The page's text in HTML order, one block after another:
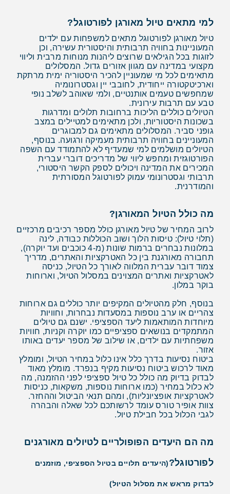
למי מתאים טיול מאורגן לפורטוגל?
טיול מאורגן לפורטוגל מתאים למשפחות עם ילדים
המעוניינות בחוויה תרבותית והיסטורית עשירה, וכן
לזוגות בכל הגילאים שרוצים ליהנות מנוחות מרבית וליווי
מקצועי במדינה עם מגוון אזורים גדול. המסלולים
מתאימים לכל מי שמעוניין להכיר היסטוריה ימית מרתקת
וארכיטקטורה ייחודית, לחובבי יין וגסטרונומיה
שמחפשים טעמים אותנטיים, ולמי שאוהב לשלב נופי
טבע עם תרבות עירונית.
הטיולים כוללים הליכות ברחובות תלולים ומדרגות
בשכונות היסטוריות, ולכן מתאימים למטיילים במצב
גופני סביר. המסלולים מתאימים גם למבוגרים
המעוניינים בחוויה תרבותית מעמיקה ורגועה. בנוסף,
הטיולים מושלמים למי שמעדיף לא להתמודד עם השפה
הפורטוגזית ומחפש ליווי של מדריכים דוברי עברית
המכירים את המדינה ויכולים לספק הקשר היסטורי,
תרבותי וגסטרונומי עמוק לפורטוגל המסורתית
והמודרנית.
מה כולל הטיול המאורגן?
לרוב המחיר של טיול מאורגן כולל מספר רכיבים מרכזיים
(תלוי טיול): טיסות הלוך ושוב הכוללות כבודה, לינה
במלונות נבחרים ברמות שונות (מ-4 כוכבים ועד יוקרה),
תחבורה מאורגנת בין כל האטרקציות והאתרים, מדריך
צמוד דובר עברית המלווה לאורך כל הטיול, כניסה
לאטרקציות ואתרים המצוינים במסלול הטיול, וארוחות
בוקר במלון.
בנוסף, חלק מהטיולים המקיפים יותר כוללים גם ארוחות
צהריים או ערב נוספות במסעדות נבחרות, וחוויות
מיוחדות המותאמות ליעד הספציפי. ישנם גם טיולים
המתמקדים בנושאים ספציפיים כמו יוקרה וקניות, חוויות
משפחתיות עם ילדים, או שילוב של מספר יעדים באותו
אזור.
ביטוח נסיעות בדרך כלל אינו כלול במחיר הטיול, ומומלץ
מאוד לרכוש ביטוח נסיעות מקיף בנפרד. מומלץ מאוד
לבדוק בדיוק מה כולל כל טיול ספציפי לפני ההזמנה, מה
לא כלול במחיר (כמו ארוחות נוספות, משקאות, כניסות
לאטרקציות אופציונליות), ומהם תנאי הביטול וההחזר.
צוות אופיר טורס עומד לרשותכם לכל שאלה והבהרה
לגבי הכלול בכל חבילת טיול.
מה הם היעדים הפופולריים לטיולים מאורגנים
לפורטוגל?(היעדים תלויים בטיול הספציפי, מוזמנים
לבדוק מראש את מסלול הטיול)